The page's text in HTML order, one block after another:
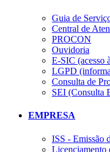
Guia de
Central de
PROCON
Ouvidoria
E-SIC (acesso
LGPD
Consulta de
SEI (Consulta
EMPRESA
ISS - Emissão
Licenciamento